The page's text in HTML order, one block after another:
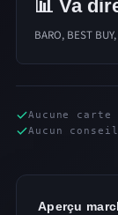
📊 Va
BARO, BEST
Aucune carte
Aucun
Aperçu